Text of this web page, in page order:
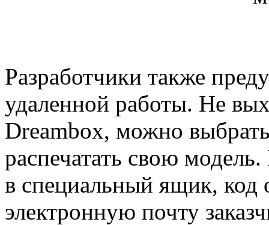
Разработчики также
удаленной работы. Не
Dreambox, можно
распечатать свою
в специальный ящик, код
электронную почту